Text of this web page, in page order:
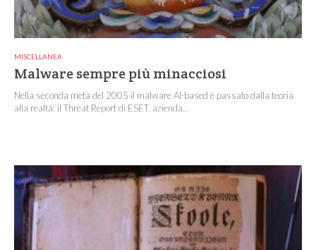
MISCELLANEA
Malware sempre più minacciosi
Nella seconda metà del 2005 il malware AI-based è passato dalla teoria
alla realtà: il Threat Report di ESET, azienda...